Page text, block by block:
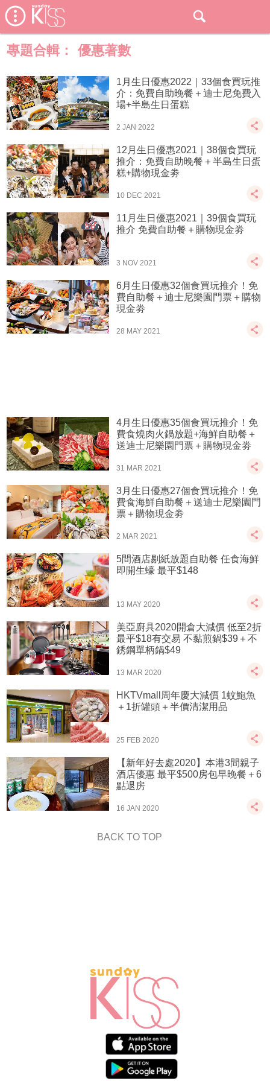
專題合輯： 優惠著數
1月生日優惠2022｜33個食買玩推
介：免費自助晚餐＋迪士尼免費入
場+半島生日蛋糕
2 JAN 2022
12月生日優惠2021｜38個食買玩
推介：免費自助晚餐＋半島生日蛋
糕+購物現金劵
10 DEC 2021
11月生日優惠2021｜39個食買玩
推介 免費自助餐＋購物現金劵
3 NOV 2021
6月生日優惠32個食買玩推介！免
費自助餐＋迪士尼樂園門票＋購物
現金劵
28 MAY 2021
4月生日優惠35個食買玩推介！免
費食燒肉火鍋放題+海鮮自助餐＋
送迪士尼樂園門票＋購物現金劵
31 MAR 2021
3月生日優惠27個食買玩推介！免
費食海鮮自助餐＋送迪士尼樂園門
票＋購物現金劵
2 MAR 2021
5間酒店剔紙放題自助餐 任食海鮮
即開生蠔 最平$148
13 MAY 2020
美亞廚具2020開倉大減價 低至2折
最平$18有交易 不黏煎鍋$39＋不
銹鋼單柄鍋$49
13 MAR 2020
HKTVmall周年慶大減價 1蚊鮑魚
＋1折罐頭＋半價清潔用品
25 FEB 2020
【新年好去處2020】本港3間親子
酒店優惠 最平$500房包早晚餐＋6
點退房
16 JAN 2020
BACK TO TOP